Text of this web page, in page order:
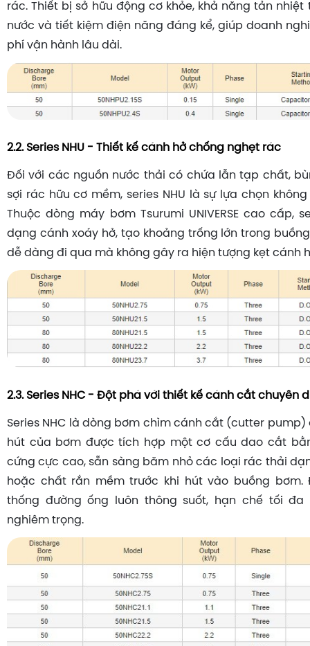
rác. Thiết bị sở hữu động cơ khỏe, khả năng tản
nước và tiết kiệm điện năng đáng kể, giúp doanh
phí vận hành lâu dài.
2.2. Series NHU - Thiết kế cánh hở chống nghẹt rác
Đối với các nguồn nước thải có chứa lẫn tạp chất,
sợi rác hữu cơ mềm, series NHU là sự lựa chọn
Thuộc dòng máy bơm Tsurumi UNIVERSE cao cấp,
dạng cánh xoáy hở, tạo khoảng trống lớn trong
dễ dàng đi qua mà không gây ra hiện tượng kẹt cánh
2.3. Series NHC - Đột phá với thiết kế cánh cắt chuyên
Series NHC là dòng bơm chìm cánh cắt (cutter pump)
hút của bơm được tích hợp một cơ cấu dao cắt
cứng cực cao, sẵn sàng băm nhỏ các loại rác thải
hoặc chất rắn mềm trước khi hút vào buồng bơm.
thống đường ống luôn thông suốt, hạn chế tối
nghiêm trọng.